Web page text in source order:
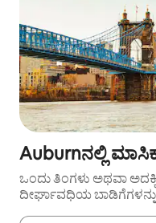
Auburnನಲ್ಲಿ
ಒಂದು ತಿಂಗಳು ಅಥವಾ
ದೀರ್ಘಾವಧಿಯ ಬಾಡಿಗೆಗಳನ್ನು